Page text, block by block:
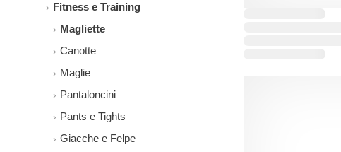
Fitness e Training
Magliette
Canotte
Maglie
Pantaloncini
Pants e Tights
Giacche e Felpe